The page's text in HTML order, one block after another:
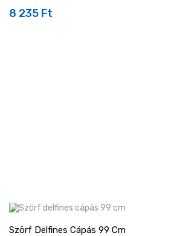
Ár
8 235 Ft
Szörf Delfines Cápás 99 Cm